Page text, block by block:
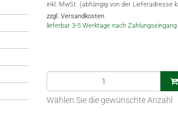
inkl. MwSt. (abhängig von der Lieferadresse
zzgl. Versandkosten
lieferbar 3-5 Werktage nach Zahlungseingang
Wählen Sie die gewünschte Anzahl